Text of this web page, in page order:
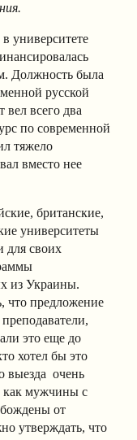
университете
Должность была
русской
вел всего два
по современной
тяжело
вместо нее
британские,
университеты
для своих
из Украины.
что предложение
это еще до
хотел бы это
выезда очень
как мужчины с
от
утверждать, что